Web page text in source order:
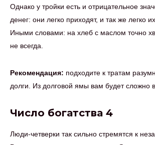
Однако у тройки есть и отрицательное
денег: они легко приходят, и так же легко
Иными словами: на хлеб с маслом точно
не всегда.
Рекомендация: подходите к тратам
долги. Из долговой ямы вам будет сложно
Число богатства 4
Люди-четверки так сильно стремятся к